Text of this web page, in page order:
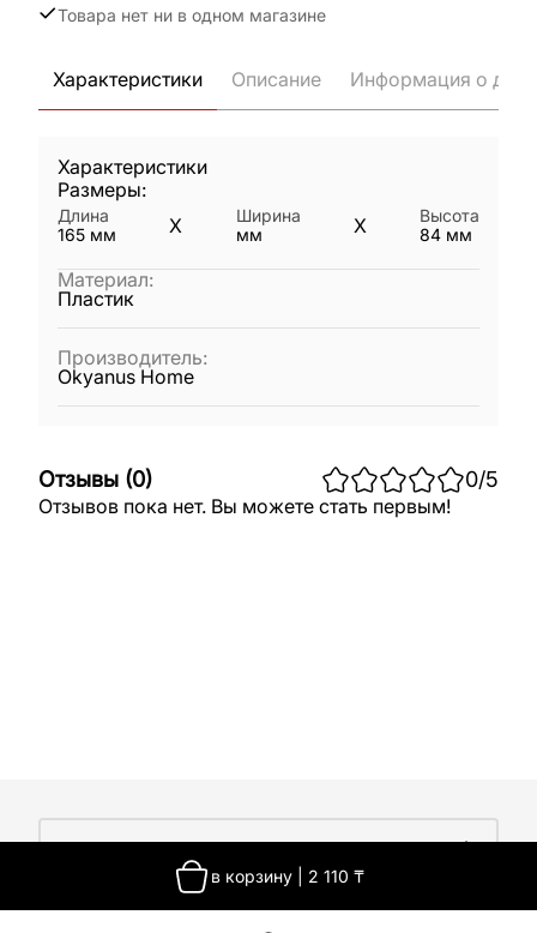
Товара нет ни в одном магазине
в корзину 2 110 ₸
Характеристики Описание Информация о
Характеристики
Размеры:
Длина
165 мм X
Ширина
мм
X
Высота
84 мм
Материал:
Пластик
Производитель:
Okyanus Home
Отзывы (0) 0/5
Отзывов пока нет. Вы можете стать первым!
О компании
Работа у нас
Покупателям